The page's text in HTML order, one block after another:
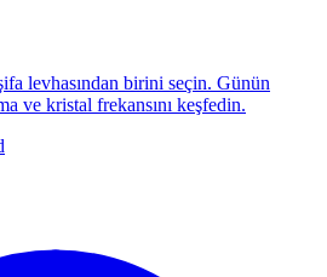
levhasından birini seçin. Günün
ve kristal frekansını keşfedin.